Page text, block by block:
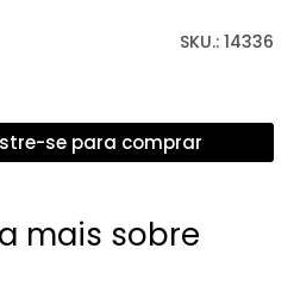
SKU.: 14336
se para comprar
mais sobre